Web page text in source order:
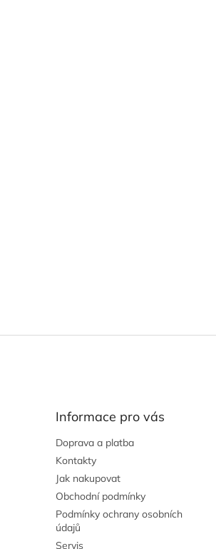
Informace pro vás
Doprava a platba
Kontakty
Jak nakupovat
Obchodní podmínky
Podmínky ochrany osobních
údajů
Servis